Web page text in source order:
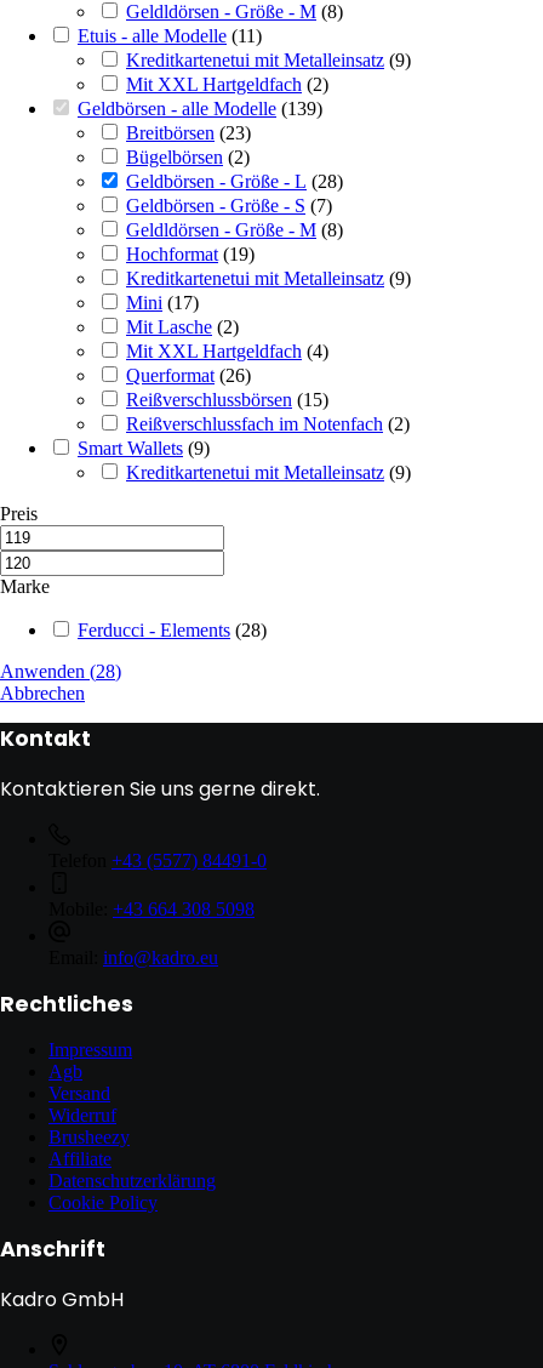
Geldldörsen - Größe - M (8)
Etuis - alle Modelle (11)
Kreditkartenetui mit Metalleinsatz (9)
Mit XXL Hartgeldfach (2)
Geldbörsen - alle Modelle (139)
Breitbörsen (23)
Bügelbörsen (2)
Geldbörsen - Größe - L (28)
Geldbörsen - Größe - S (7)
Geldldörsen - Größe - M (8)
Hochformat (19)
Kreditkartenetui mit Metalleinsatz (9)
Mini (17)
Mit Lasche (2)
Mit XXL Hartgeldfach (4)
Querformat (26)
Reißverschlussbörsen (15)
Reißverschlussfach im Notenfach (2)
Smart Wallets (9)
Kreditkartenetui mit Metalleinsatz (9)
Preis
Marke
Ferducci - Elements (28)
Anwenden (28)
Abbrechen
Kontakt
Kontaktieren Sie uns gerne direkt.
+43 (5577) 84491-0
+43 664 308 5098
info@kadro.eu
Rechtliches
Impressum
Agb
Versand
Widerruf
Brusheezy
Affiliate
Datenschutzerklärung
Cookie Policy
Anschrift
Kadro GmbH